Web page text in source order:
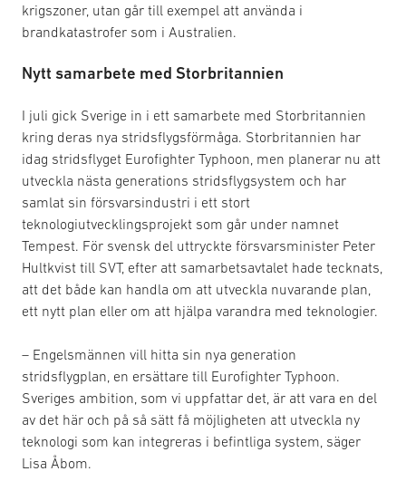
krigszoner, utan går till exempel att använda i
brandkatastrofer som i Australien.
Nytt samarbete med Storbritannien
I juli gick Sverige in i ett samarbete med Storbritannien
kring deras nya stridsflygsförmåga. Storbritannien har
idag stridsflyget Eurofighter Typhoon, men planerar nu att
utveckla nästa generations stridsflygsystem och har
samlat sin försvarsindustri i ett stort
teknologiutvecklingsprojekt som går under namnet
Tempest. För svensk del uttryckte försvarsminister Peter
Hultkvist till SVT, efter att samarbetsavtalet hade tecknats,
att det både kan handla om att utveckla nuvarande plan,
ett nytt plan eller om att hjälpa varandra med teknologier.
– Engelsmännen vill hitta sin nya generation
stridsflygplan, en ersättare till Eurofighter Typhoon.
Sveriges ambition, som vi uppfattar det, är att vara en del
av det här och på så sätt få möjligheten att utveckla ny
teknologi som kan integreras i befintliga system, säger
Lisa Åbom.